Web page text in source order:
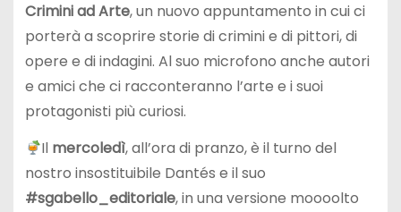
Crimini ad Arte, un nuovo appuntamento in cui ci
porterà a scoprire storie di crimini e di pittori, di
opere e di indagini. Al suo microfono anche autori
e amici che ci racconteranno l’arte e i suoi
protagonisti più curiosi.
Il mercoledì, all’ora di pranzo, è il turno del
nostro insostituibile Dantés e il suo
#sgabello_editoriale, in una versione moooolto